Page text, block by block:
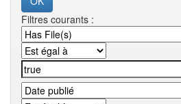
Filtres courants :